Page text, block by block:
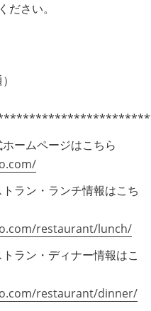
さい。
ームページはこちら
ラン・ランチ情報はこち
restaurant/lunch/
ラン・ディナー情報はこ
restaurant/dinner/